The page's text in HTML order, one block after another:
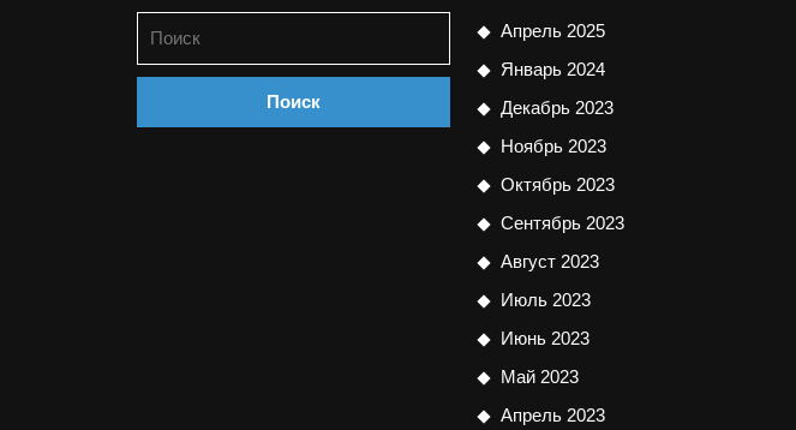
Апрель 2025
Январь 2024
Декабрь 2023
Ноябрь 2023
Октябрь 2023
Сентябрь 2023
Август 2023
Июль 2023
Июнь 2023
Май 2023
Апрель 2023